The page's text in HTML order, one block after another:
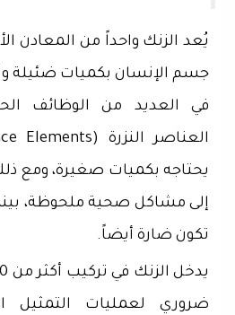
يُعد الزنك واحداً من المعادن
جسم الإنسان بكميات ضئيلة
في العديد من الوظائف
يحتاجه بكميات صغيرة، ومع
إلى مشاكل صحية ملحوظة،
تكون ضارة أيضاً.
ضروري لعمليات التمثيل